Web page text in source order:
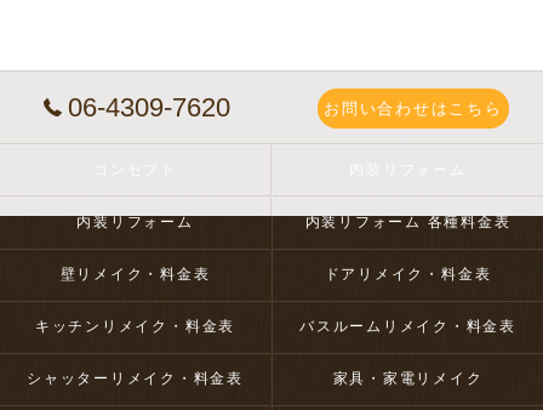
06-4309-7620 お問い合わせはこちら
内装リフォーム 内装リフォーム 各種料金表
壁リメイク・料金表 ドアリメイク・料金表
キッチンリメイク・料金表 バスルームリメイク・料金表
シャッターリメイク・料金表 家具・家電リメイク